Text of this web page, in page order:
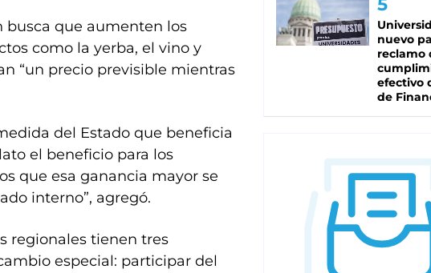
busca que aumenten los
como la yerba, el vino y
“un precio previsible mientras
del Estado que beneficia
el beneficio para los
que esa ganancia mayor se
interno”, agregó.
regionales tienen tres
especial: participar del
nuevo
reclamo
efectivo
de